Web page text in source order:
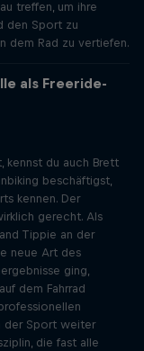
treffen, um ihre
den Sport zu
dem Rad zu vertiefen.
als Freeride-
kennst du auch Brett
beschäftigst,
kennen. Der
gerecht. Als
Tippie an der
neue Art des
ging,
dem Fahrrad
der Sport weiter
die fast alle